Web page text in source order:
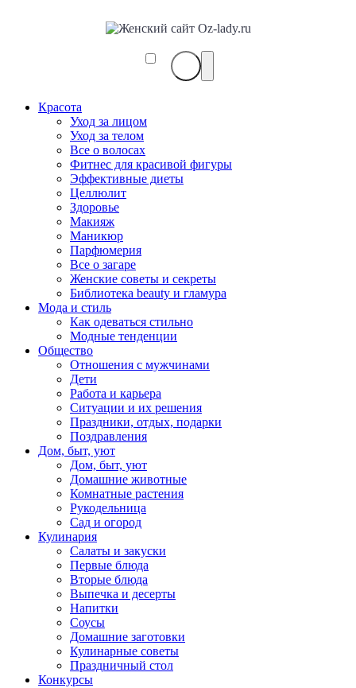
Красота
Уход за лицом
Уход за телом
Все о волосах
Фитнес для красивой фигуры
Эффективные диеты
Целлюлит
Здоровье
Макияж
Маникюр
Парфюмерия
Все о загаре
Женские советы и секреты
Библиотека beauty и гламура
Мода и стиль
Как одеваться стильно
Модные тенденции
Общество
Отношения с мужчинами
Дети
Работа и карьера
Ситуации и их решения
Праздники, отдых, подарки
Поздравления
Дом, быт, уют
Дом, быт, уют
Домашние животные
Комнатные растения
Рукодельница
Сад и огород
Кулинария
Салаты и закуски
Первые блюда
Вторые блюда
Выпечка и десерты
Напитки
Соусы
Домашние заготовки
Кулинарные советы
Праздничный стол
Конкурсы